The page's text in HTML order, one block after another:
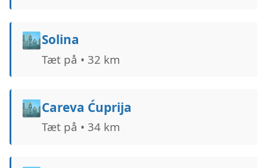
🏙️Solina
Tæt på • 32 km
🏙️Careva Ćuprija
Tæt på • 34 km